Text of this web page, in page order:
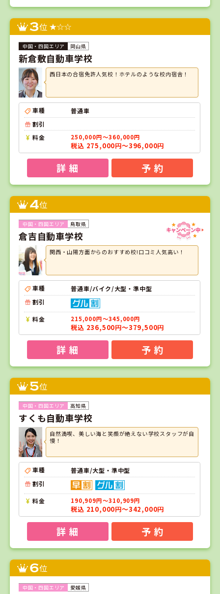
3位
岡山県
新倉敷自動車学校
西日本の合宿免許人気校！ホテルのような校内宿舎！
車種
普通車
割引
料金
250,000円～360,000円
税込 275,000円～396,000円
詳 細 予 約
4位
鳥取県
倉吉自動車学校
関西・山陽方面からのおすすめ校!口コミ人気高い！
車種
普通車/バイク/大型・準中型
割引
料金 215,000円～345,000円
税込 236,500円～379,500円
詳 細 予 約
5位
高知県
すくも自動車学校
自然満喫、美しい海と笑顔が絶えない学校スタッフが自
慢！
車種
普通車/大型・準中型
割引
料金 190,909円～310,909円
税込 210,000円～342,000円
詳 細 予 約
6位
愛媛県